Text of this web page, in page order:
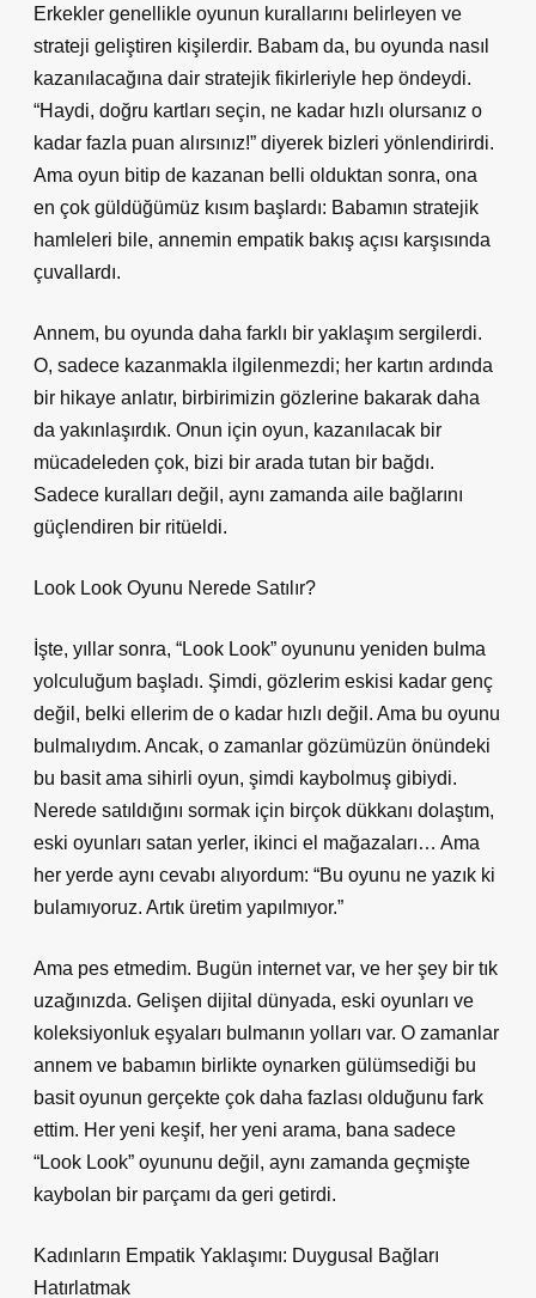
Erkekler genellikle oyunun kurallarını belirleyen ve
strateji geliştiren kişilerdir. Babam da, bu oyunda nasıl
kazanılacağına dair stratejik fikirleriyle hep öndeydi.
“Haydi, doğru kartları seçin, ne kadar hızlı olursanız o
kadar fazla puan alırsınız!” diyerek bizleri yönlendirirdi.
Ama oyun bitip de kazanan belli olduktan sonra, ona
en çok güldüğümüz kısım başlardı: Babamın stratejik
hamleleri bile, annemin empatik bakış açısı karşısında
çuvallardı.
Annem, bu oyunda daha farklı bir yaklaşım sergilerdi.
O, sadece kazanmakla ilgilenmezdi; her kartın ardında
bir hikaye anlatır, birbirimizin gözlerine bakarak daha
da yakınlaşırdık. Onun için oyun, kazanılacak bir
mücadeleden çok, bizi bir arada tutan bir bağdı.
Sadece kuralları değil, aynı zamanda aile bağlarını
güçlendiren bir ritüeldi.
Look Look Oyunu Nerede Satılır?
İşte, yıllar sonra, “Look Look” oyununu yeniden bulma
yolculuğum başladı. Şimdi, gözlerim eskisi kadar genç
değil, belki ellerim de o kadar hızlı değil. Ama bu oyunu
bulmalıydım. Ancak, o zamanlar gözümüzün önündeki
bu basit ama sihirli oyun, şimdi kaybolmuş gibiydi.
Nerede satıldığını sormak için birçok dükkanı dolaştım,
eski oyunları satan yerler, ikinci el mağazaları… Ama
her yerde aynı cevabı alıyordum: “Bu oyunu ne yazık ki
bulamıyoruz. Artık üretim yapılmıyor.”
Ama pes etmedim. Bugün internet var, ve her şey bir tık
uzağınızda. Gelişen dijital dünyada, eski oyunları ve
koleksiyonluk eşyaları bulmanın yolları var. O zamanlar
annem ve babamın birlikte oynarken gülümsediği bu
basit oyunun gerçekte çok daha fazlası olduğunu fark
ettim. Her yeni keşif, her yeni arama, bana sadece
“Look Look” oyununu değil, aynı zamanda geçmişte
kaybolan bir parçamı da geri getirdi.
Kadınların Empatik Yaklaşımı: Duygusal Bağları
Hatırlatmak